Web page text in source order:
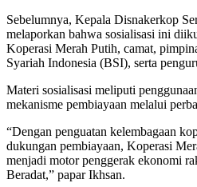
Sebelumnya, Kepala Disnakerkop
melaporkan bahwa sosialisasi ini
Koperasi Merah Putih, camat,
Syariah Indonesia (BSI), serta
Materi sosialisasi meliputi
mekanisme pembiayaan melalui
“Dengan penguatan kelembagaan
dukungan pembiayaan, Koperasi
menjadi motor penggerak ekonomi
Beradat,” papar Ikhsan.